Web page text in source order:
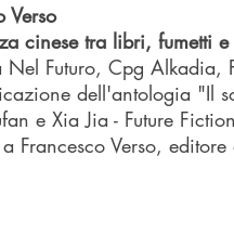
Verso
cinese tra libri, fumetti
Futuro, Cpg Alkadia,
dell'antologia "Il
e Xia Jia - Future
Francesco Verso,